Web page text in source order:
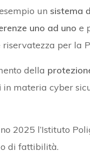
un sistema
uno ad uno e
riservatezza per la
della
in materia cyber
2025 l’Istituto
di fattibilità.